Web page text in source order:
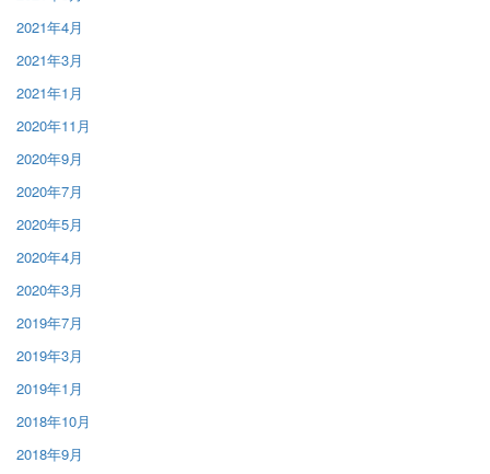
2021年4月
2021年3月
2021年1月
2020年11月
2020年9月
2020年7月
2020年5月
2020年4月
2020年3月
2019年7月
2019年3月
2019年1月
2018年10月
2018年9月